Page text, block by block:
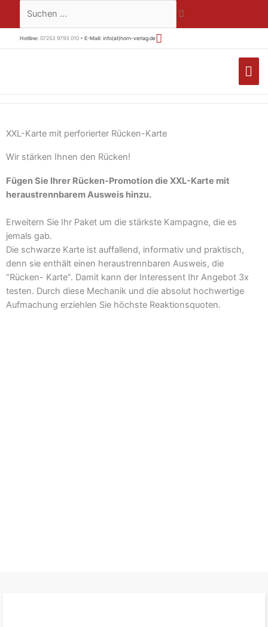
springen
Suchen …
Hotline: 07253 9793 010 • E-Mail: info(at)horn-verlag.de
XXL-Karte mit perforierter Rücken-Karte
Wir stärken Ihnen den Rücken!
Fügen Sie Ihrer Rücken-Promotion die XXL-Karte mit
heraustrennbarem Ausweis hinzu.
Erweitern Sie Ihr Paket um die stärkste Kampagne, die es
jemals gab.
Die schwarze Karte ist auffallend, informativ und praktisch,
denn sie enthält einen heraustrennbaren Ausweis, die
“Rücken- Karte”. Damit kann der Interessent Ihr Angebot 3x
testen. Durch diese Mechanik und die absolut hochwertige
Aufmachung erziehlen Sie höchste Reaktionsquoten.